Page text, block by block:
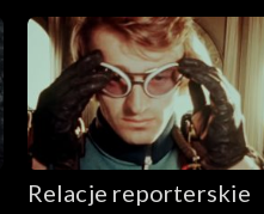
Relacje reporterskie